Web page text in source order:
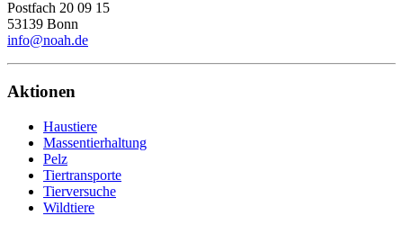
Postfach 20 09 15
53139 Bonn
info@noah.de
Aktionen
Haustiere
Massentierhaltung
Pelz
Tiertransporte
Tierversuche
Wildtiere